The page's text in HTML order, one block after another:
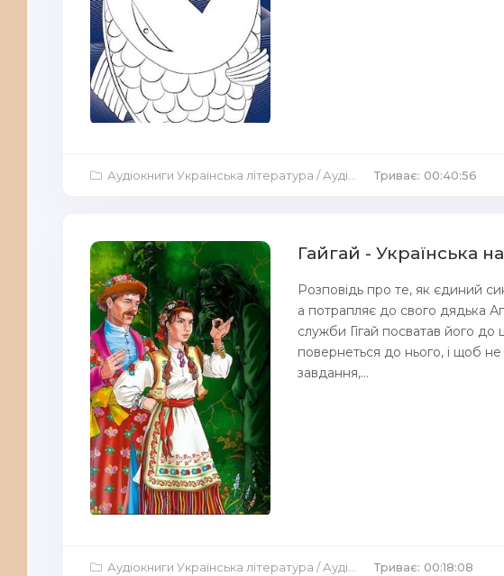
Аудіокниги Українська література /Аудіокниги Дитяча література Триває: 00:40:56
Гайгай - Українська
Розповідь про те, як єдиний
а потрапляє до свого дядька
служби Гігай посватав його
повернеться до нього, і щоб
завдання,...
Аудіокниги Українська література /Аудіокниги Дитяча література Триває: 00:18:08